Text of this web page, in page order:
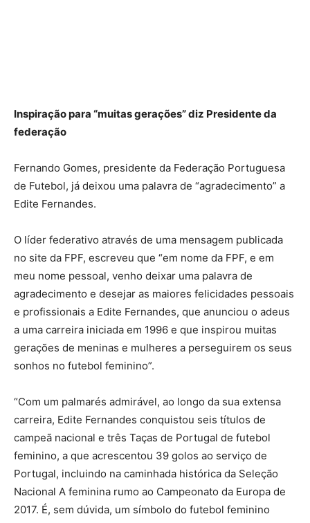
Inspiração para “muitas gerações” diz Presidente da
federação
Fernando Gomes, presidente da Federação Portuguesa
de Futebol, já deixou uma palavra de “agradecimento” a
Edite Fernandes.
O líder federativo através de uma mensagem publicada
no site da FPF, escreveu que “em nome da FPF, e em
meu nome pessoal, venho deixar uma palavra de
agradecimento e desejar as maiores felicidades pessoais
e profissionais a Edite Fernandes, que anunciou o adeus
a uma carreira iniciada em 1996 e que inspirou muitas
gerações de meninas e mulheres a perseguirem os seus
sonhos no futebol feminino”.
“Com um palmarés admirável, ao longo da sua extensa
carreira, Edite Fernandes conquistou seis títulos de
campeã nacional e três Taças de Portugal de futebol
feminino, a que acrescentou 39 golos ao serviço de
Portugal, incluindo na caminhada histórica da Seleção
Nacional A feminina rumo ao Campeonato da Europa de
2017. É, sem dúvida, um símbolo do futebol feminino